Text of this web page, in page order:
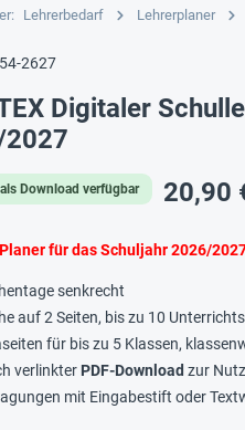
Lehrerbedarf Lehrerplaner
2627
Digitaler
Download verfügbar 20,90
für das Schuljahr 2026/
senkrecht
auf 2 Seiten, bis zu 10
für bis zu 5 Klassen,
verlinkter PDF-Download zur
mit Eingabestift oder